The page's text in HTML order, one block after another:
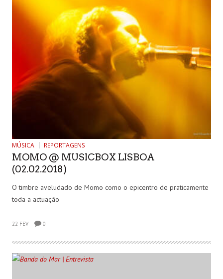
MÚSICA REPORTAGENS
MOMO @ MUSICBOX LISBOA
(02.02.2018)
O timbre aveludado de Momo como o epicentro de praticamente
toda a actuação
22 FEV 0